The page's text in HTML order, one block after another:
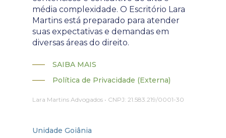
média complexidade. O Escritório Lara
Martins está preparado para atender
suas expectativas e demandas em
diversas áreas do direito.
SAIBA MAIS
Política de Privacidade (Externa)
Lara Martins Advogados • CNPJ: 21.583.219/0001-30
Unidade Goiânia